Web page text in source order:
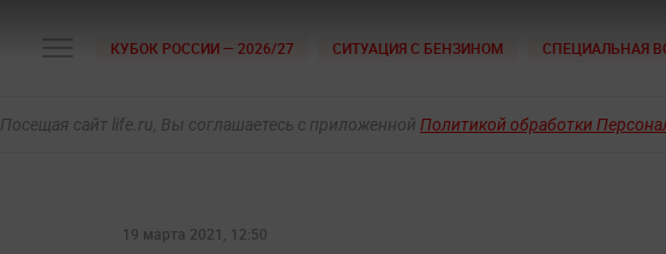
КУБОК РОССИИ — 2026/27 СИТУАЦИЯ С БЕНЗИНОМ СПЕЦИАЛЬНАЯ
Посещая сайт life.ru, Вы соглашаетесь с приложенной Политикой обработки
19 марта 2021, 12:50